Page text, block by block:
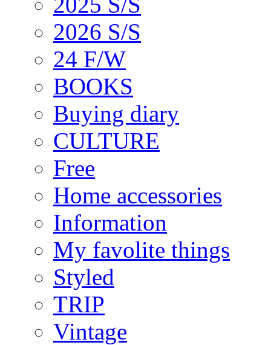
2026 S/S
24 F/W
BOOKS
Buying diary
CULTURE
Free
Home accessories
Information
My favolite things
Styled
TRIP
Vintage